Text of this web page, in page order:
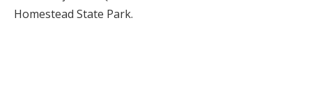
Homestead State Park.